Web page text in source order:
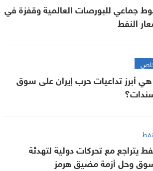
جماعي للبورصات العالمية وقفزة في
النفط
أبرز تداعيات حرب إيران على سوق
نفط
يتراجع مع تحركات دولية لتهدئة
وحل أزمة مضيق هرمز